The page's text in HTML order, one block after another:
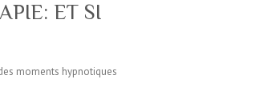
ET SI
moments hypnotiques